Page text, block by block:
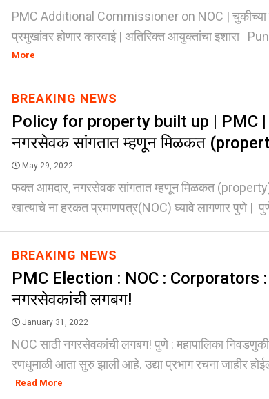
PMC Additional Commissioner on NOC | चुकीच्या
प्रमुखांवर होणार कारवाई | अतिरिक्त आयुक्तांचा इशारा
More
BREAKING NEWS
Policy for property built up | PMC |
नगरसेवक सांगतात म्हणून मिळकत
May 29, 2022
फक्त आमदार, नगरसेवक सांगतात म्हणून मिळकत (property)
खात्याचे ना हरकत प्रमाणपत्र(NOC) घ्यावे लागणार पुणे |
BREAKING NEWS
PMC Election : NOC : Corporators :
नगरसेवकांची लगबग!
January 31, 2022
NOC साठी नगरसेवकांची लगबग! पुणे : महापालिका
रणधुमाळी आता सुरु झाली आहे. उद्या प्रभाग रचना जाहीर
Read More